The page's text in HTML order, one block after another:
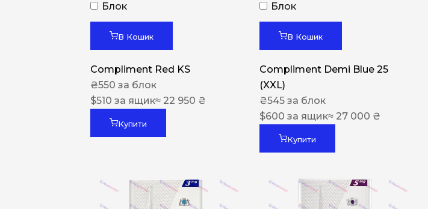
Блок
В Кошик
Compliment Red KS
₴550 за блок
$510 за ящик≈ 22 950 ₴
Купити
Блок
В Кошик
Compliment Demi Blue 25
(XXL)
₴545 за блок
$600 за ящик≈ 27 000 ₴
Купити